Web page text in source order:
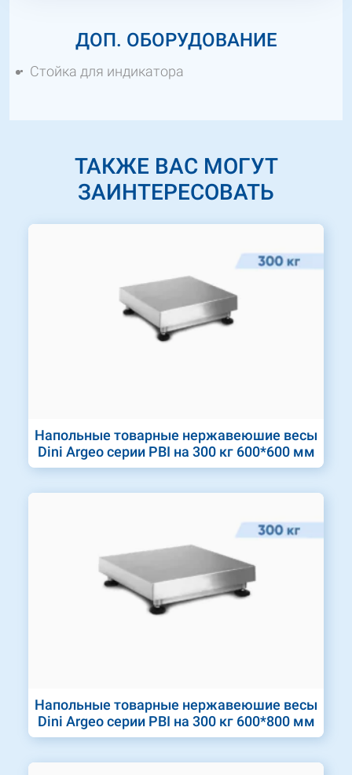
ДОП. ОБОРУДОВАНИЕ
Стойка для индикатора
ТАКЖЕ ВАС МОГУТ
ЗАИНТЕРЕСОВАТЬ
Напольные товарные нержавеюшие весы
Dini Argeo серии PBI на 300 кг 600*600 мм
Напольные товарные нержавеюшие весы
Dini Argeo серии PBI на 300 кг 600*800 мм